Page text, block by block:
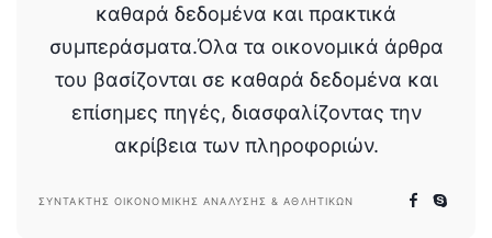
καθαρά δεδομένα και πρακτικά
συμπεράσματα.Όλα τα οικονομικά άρθρα
του βασίζονται σε καθαρά δεδομένα και
επίσημες πηγές, διασφαλίζοντας την
ακρίβεια των πληροφοριών.
ΣΥΝΤΆΚΤΗΣ ΟΙΚΟΝΟΜΙΚΉΣ ΑΝΆΛΥΣΗΣ & ΑΘΛΗΤΙΚΏΝ